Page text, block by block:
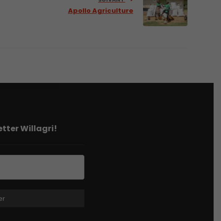
Apollo Agriculture
Willagri!